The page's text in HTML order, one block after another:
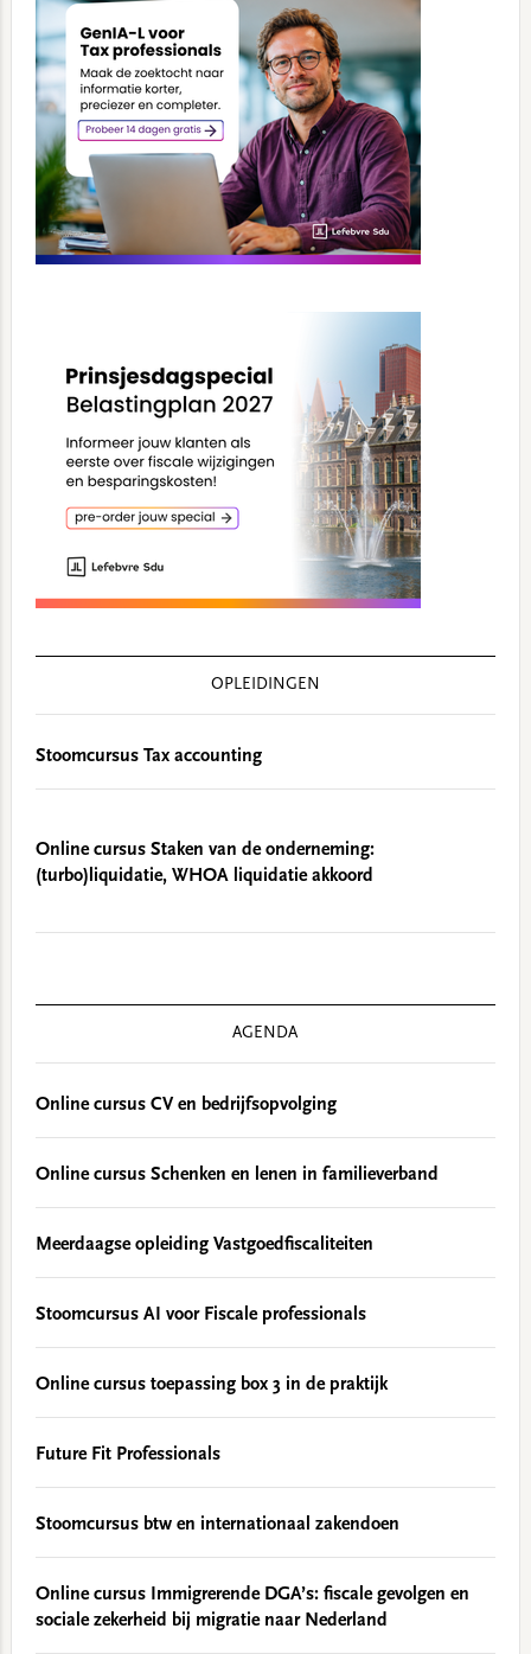
OPLEIDINGEN
Stoomcursus Tax accounting
Online cursus Staken van de onderneming:
(turbo)liquidatie, WHOA liquidatie akkoord
AGENDA
Online cursus CV en bedrijfsopvolging
Online cursus Schenken en lenen in familieverband
Meerdaagse opleiding Vastgoedfiscaliteiten
Stoomcursus AI voor Fiscale professionals
Online cursus toepassing box 3 in de praktijk
Future Fit Professionals
Stoomcursus btw en internationaal zakendoen
Online cursus Immigrerende DGA’s: fiscale gevolgen en
sociale zekerheid bij migratie naar Nederland